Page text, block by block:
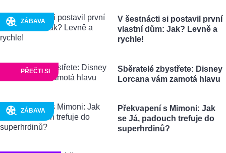
ZÁBAVA
V šestnácti si postavil první
vlastní dům: Jak? Levně a
rychle!
PŘEČTI SI
Sběratelé zbystřete: Disney
Lorcana vám zamotá hlavu
ZÁBAVA
Překvapení s Mimoni: Jak
se Já, padouch trefuje do
superhrdinů?